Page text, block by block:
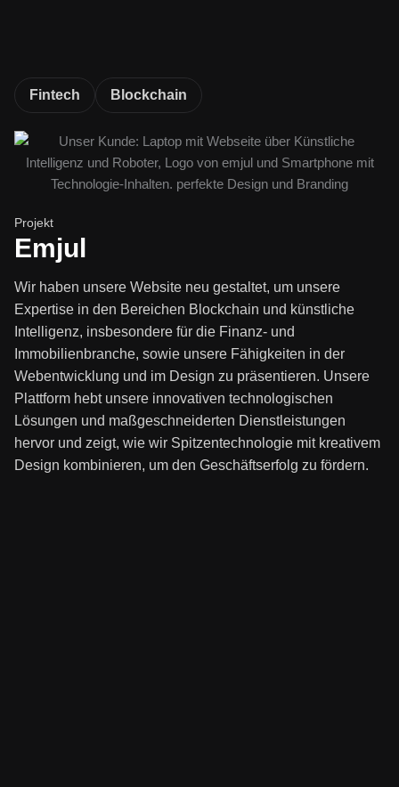
Projekt
Emjul
Wir haben unsere Website neu gestaltet, um unsere
Expertise in den Bereichen Blockchain und künstliche
Intelligenz, insbesondere für die Finanz- und
Immobilienbranche, sowie unsere Fähigkeiten in der
Webentwicklung und im Design zu präsentieren. Unsere
Plattform hebt unsere innovativen technologischen
Lösungen und maßgeschneiderten Dienstleistungen
hervor und zeigt, wie wir Spitzentechnologie mit kreativem
Design kombinieren, um den Geschäftserfolg zu fördern.
Fintech Blockchain